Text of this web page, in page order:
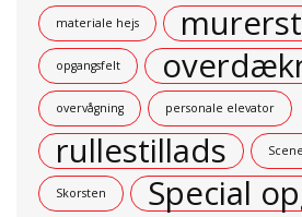
materiale hejs
opgangsfelt
overvågning personale elevator
rullestillads
Skorsten Special